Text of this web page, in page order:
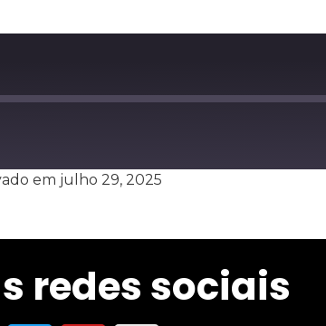
em julho 29, 2025
redes sociais